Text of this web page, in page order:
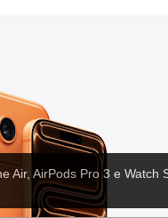
Air, AirPods Pro 3 e Watch